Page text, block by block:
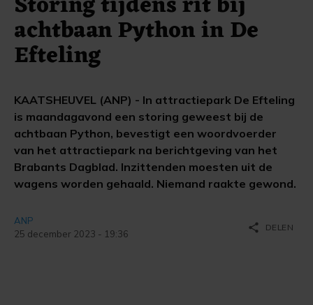
achtbaan Python in De
Efteling
KAATSHEUVEL (ANP) - In attractiepark De Efteling
is maandagavond een storing geweest bij de
achtbaan Python, bevestigt een woordvoerder
van het attractiepark na berichtgeving van het
Brabants Dagblad. Inzittenden moesten uit de
wagens worden gehaald. Niemand raakte gewond.
ANP
25 december 2023 - 19:36
share DELEN